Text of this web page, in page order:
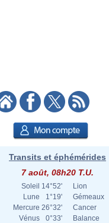
Transits et éphémérides
7 août, 08h20 T.U.
Soleil 14°52'
Lion
Lune
1°19'
Gémeaux
Mercure 26°32'
Cancer
Vénus
0°33'
Balance